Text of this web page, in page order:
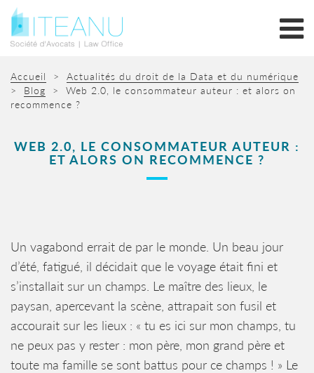
Accueil > Actualités du droit de la Data et du numérique
> Blog > Web 2.0, le consommateur auteur : et alors on
recommence ?
WEB 2.0, LE CONSOMMATEUR AUTEUR :
ET ALORS ON RECOMMENCE ?
Un vagabond errait de par le monde. Un beau jour
d’été, fatigué, il décidait que le voyage était fini et
s’installait sur un champs. Le maître des lieux, le
paysan, apercevant la scène, attrapait son fusil et
accourait sur les lieux : « tu es ici sur mon champs, tu
ne peux pas y rester : mon père, mon grand père et
toute ma famille se sont battus pour ce champs ! » Le